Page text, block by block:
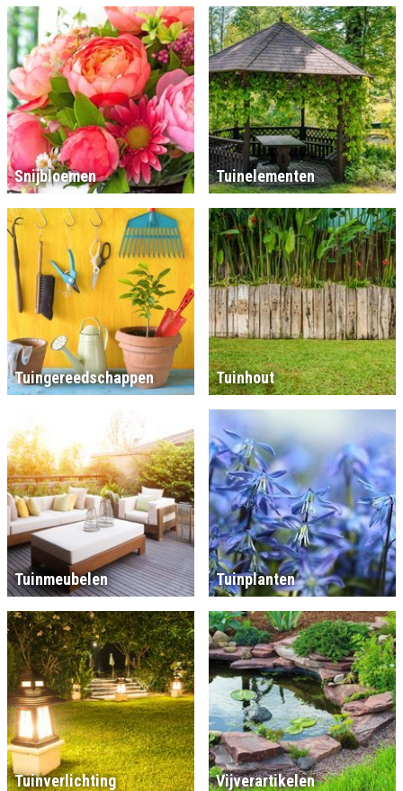
Snijbloemen Tuinelementen
Tuingereedschappen Tuinhout
Tuinmeubelen Tuinplanten
Tuinverlichting Vijverartikelen